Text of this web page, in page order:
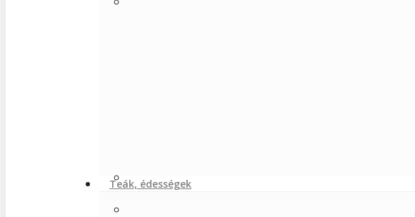
Teák, édességek